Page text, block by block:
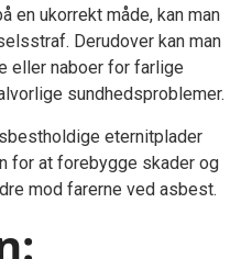
en ukorrekt måde, kan man
Derudover kan man
eller naboer for farlige
sundhedsproblemer.
eternitplader
for at forebygge skader og
mod farerne ved asbest.